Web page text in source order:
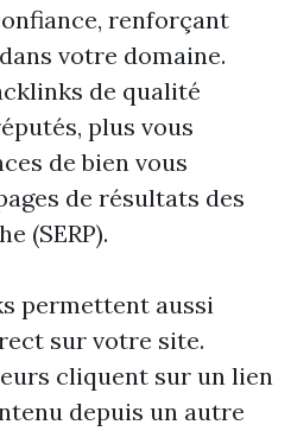
renforçant
votre domaine.
de qualité
plus vous
de bien vous
de résultats des
(SERP).
permettent aussi
sur votre site.
cliquent sur un lien
depuis un autre